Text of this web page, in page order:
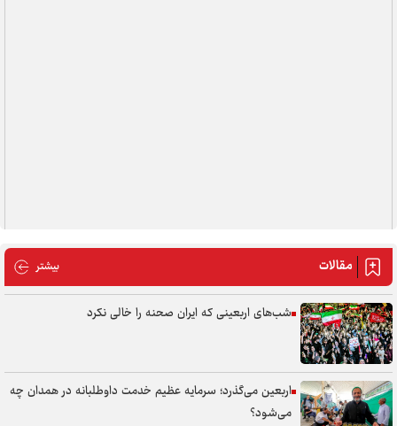
مقالات بیشتر مقالات
شب‌های اربعینی که ایران صحنه را خالی نکرد
اربعین می‌گذرد؛ سرمایه عظیم خدمت داوطلبانه در همدان چه
می‌شود؟